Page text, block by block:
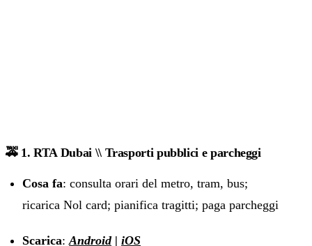
🚕 1. RTA Dubai \\ Trasporti pubblici e parcheggi
Cosa fa: consulta orari del metro, tram, bus;
ricarica Nol card; pianifica tragitti; paga parcheggi
Scarica:Android | iOS